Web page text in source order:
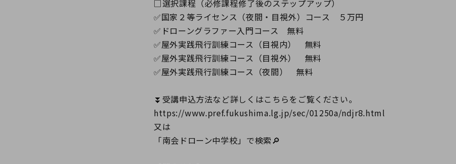
□選択課程（必修課程修了後のステップアップ）
✅国家２等ライセンス（夜間・目視外）コース ５万円
✅ドローングラファー入門コース 無料
✅屋外実践飛行訓練コース（目視内） 無料
✅屋外実践飛行訓練コース（目視外） 無料
✅屋外実践飛行訓練コース（夜間） 無料
⏬受講申込方法など詳しくはこちらをご覧ください。
https://www.pref.fukushima.lg.jp/sec/01250a/ndjr8.html
又は
「南会ドローン中学校」で検索🔎